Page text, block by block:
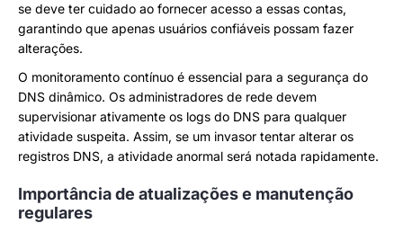
se deve ter cuidado ao fornecer acesso a essas contas,
garantindo que apenas usuários confiáveis possam fazer
alterações.
O monitoramento contínuo é essencial para a segurança do
DNS dinâmico. Os administradores de rede devem
supervisionar ativamente os logs do DNS para qualquer
atividade suspeita. Assim, se um invasor tentar alterar os
registros DNS, a atividade anormal será notada rapidamente.
Importância de atualizações e manutenção
regulares